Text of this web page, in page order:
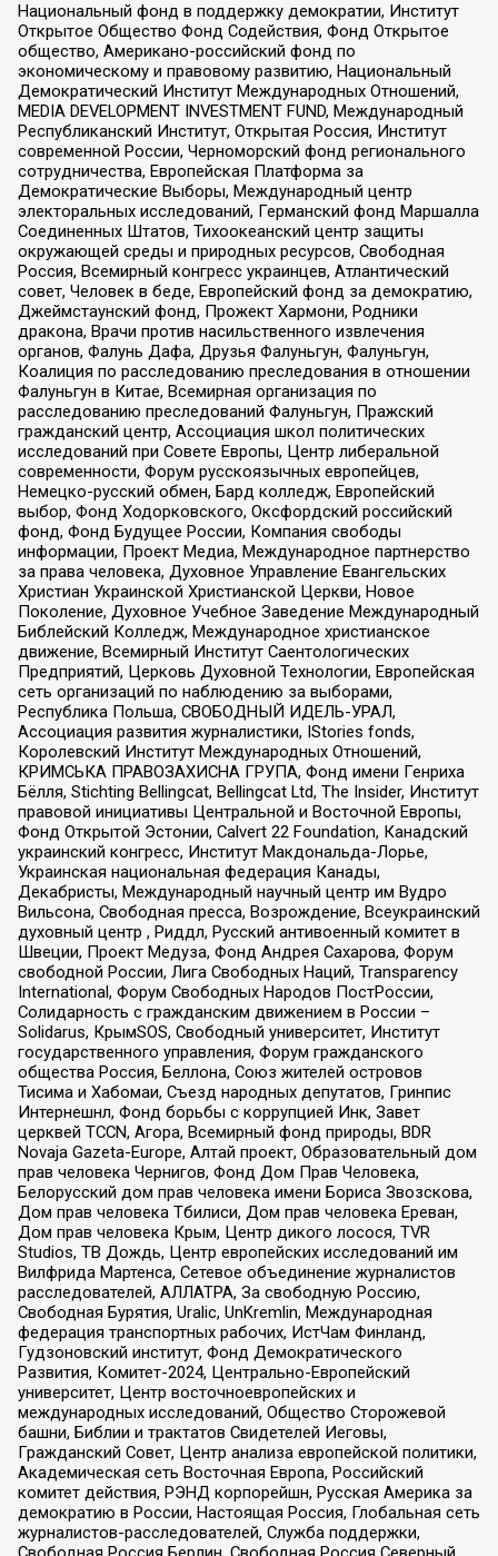
Национальный фонд в поддержку демократии, Институт
Открытое Общество Фонд Содействия, Фонд Открытое
общество, Американо-российский фонд по
экономическому и правовому развитию, Национальный
Демократический Институт Международных Отношений,
MEDIA DEVELOPMENT INVESTMENT FUND, Международный
Республиканский Институт, Открытая Россия, Институт
современной России, Черноморский фонд регионального
сотрудничества, Европейская Платформа за
Демократические Выборы, Международный центр
электоральных исследований, Германский фонд Маршалла
Соединенных Штатов, Тихоокеанский центр защиты
окружающей среды и природных ресурсов, Свободная
Россия, Всемирный конгресс украинцев, Атлантический
совет, Человек в беде, Европейский фонд за демократию,
Джеймстаунский фонд, Прожект Хармони, Родники
дракона, Врачи против насильственного извлечения
органов, Фалунь Дафа, Друзья Фалуньгун, Фалуньгун,
Коалиция по расследованию преследования в отношении
Фалуньгун в Китае, Всемирная организация по
расследованию преследований Фалуньгун, Пражский
гражданский центр, Ассоциация школ политических
исследований при Совете Европы, Центр либеральной
современности, Форум русскоязычных европейцев,
Немецко-русский обмен, Бард колледж, Европейский
выбор, Фонд Ходорковского, Оксфордский российский
фонд, Фонд Будущее России, Компания свободы
информации, Проект Медиа, Международное партнерство
за права человека, Духовное Управление Евангельских
Христиан Украинской Христианской Церкви, Новое
Поколение, Духовное Учебное Заведение Международный
Библейский Колледж, Международное христианское
движение, Всемирный Институт Саентологических
Предприятий, Церковь Духовной Технологии, Европейская
сеть организаций по наблюдению за выборами,
Республика Польша, СВОБОДНЫЙ ИДЕЛЬ-УРАЛ,
Ассоциация развития журналистики, IStories fonds,
Королевский Институт Международных Отношений,
КРИМСЬКА ПРАВОЗАХИСНА ГРУПА, Фонд имени Генриха
Бёлля, Stichting Bellingcat, Bellingcat Ltd, The Insider, Институт
правовой инициативы Центральной и Восточной Европы,
Фонд Открытой Эстонии, Calvert 22 Foundation, Канадский
украинский конгресс, Институт Макдональда-Лорье,
Украинская национальная федерация Канады,
Декабристы, Международный научный центр им Вудро
Вильсона, Свободная пресса, Возрождение, Всеукраинский
духовный центр , Риддл, Русский антивоенный комитет в
Швеции, Проект Медуза, Фонд Андрея Сахарова, Форум
свободной России, Лига Свободных Наций, Transparеncy
International, Форум Свободных Народов ПостРоссии,
Солидарность с гражданским движением в России –
Solidarus, КрымSOS, Свободный университет, Институт
государственного управления, Форум гражданского
общества Россия, Беллона, Союз жителей островов
Тисима и Хабомаи, Съезд народных депутатов, Гринпис
Интернешнл, Фонд борьбы с коррупцией Инк, Завет
церквей TCCN, Агора, Всемирный фонд природы, BDR
Novaja Gazeta-Europe, Алтай проект, Образовательный дом
прав человека Чернигов, Фонд Дом Прав Человека,
Белорусский дом прав человека имени Бориса Звозскова,
Дом прав человека Тбилиси, Дом прав человека Ереван,
Дом прав человека Крым, Центр дикого лосося, TVR
Studios, ТВ Дождь, Центр европейских исследований им
Вилфрида Мартенса, Сетевое объединение журналистов
расследователей, АЛЛАТРА, За свободную Россию,
Свободная Бурятия, Uralic, UnKremlin, Международная
федерация транспортных рабочих, ИстЧам Финланд,
Гудзоновский институт, Фонд Демократического
Развития, Комитет-2024, Центрально-Европейский
университет, Центр восточноевропейских и
международных исследований, Общество Сторожевой
башни, Библии и трактатов Свидетелей Иеговы,
Гражданский Совет, Центр анализа европейской политики,
Академическая сеть Восточная Европа, Российский
комитет действия, РЭНД корпорейшн, Русская Америка за
демократию в России, Настоящая Россия, Глобальная сеть
журналистов-расследователей, Служба поддержки,